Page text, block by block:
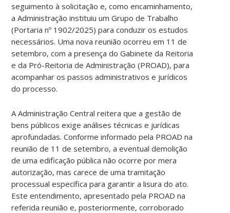
seguimento à solicitação e, como encaminhamento,
a Administração instituiu um Grupo de Trabalho
(Portaria nº 1902/2025) para conduzir os estudos
necessários. Uma nova reunião ocorreu em 11 de
setembro, com a presença do Gabinete da Reitoria
e da Pró-Reitoria de Administração (PROAD), para
acompanhar os passos administrativos e jurídicos
do processo.
A Administração Central reitera que a gestão de
bens públicos exige análises técnicas e jurídicas
aprofundadas. Conforme informado pela PROAD na
reunião de 11 de setembro, a eventual demolição
de uma edificação pública não ocorre por mera
autorização, mas carece de uma tramitação
processual específica para garantir a lisura do ato.
Este entendimento, apresentado pela PROAD na
referida reunião e, posteriormente, corroborado